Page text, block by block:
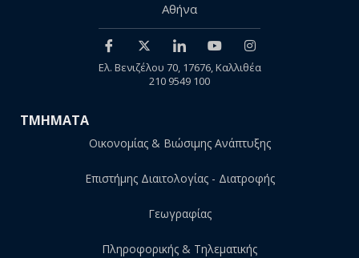
Αθήνα
Ελ. Βενιζέλου 70, 17676, Καλλιθέα
210 9549 100
ΤΜΗΜΑΤΑ
Οικονομίας & Βιώσιμης Ανάπτυξης
Επιστήμης Διαιτολογίας - Διατροφής
Γεωγραφίας
Πληροφορικής & Τηλεματικής